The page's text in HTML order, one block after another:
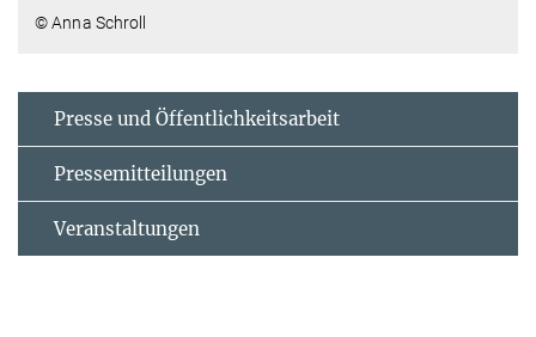
© Anna Schroll
Presse und Öffentlichkeitsarbeit
Pressemitteilungen
Veranstaltungen